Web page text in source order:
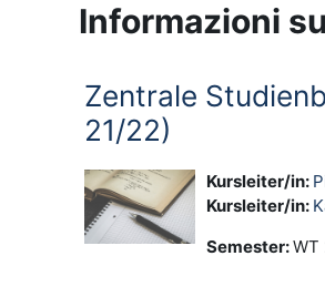
Informazioni
Zentrale
21/22)
Kursleiter/in:
Kursleiter/in:
Semester:WT